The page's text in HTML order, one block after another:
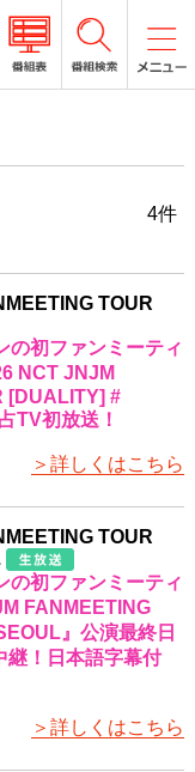
4件
TOUR
の初ファンミーティ
NCT JNJM
[DUALITY] #
TV初放送！
＞詳しくはこちら
TOUR
の初ファンミーティ
FANMEETING
』公演最終日
継！日本語字幕付
＞詳しくはこちら